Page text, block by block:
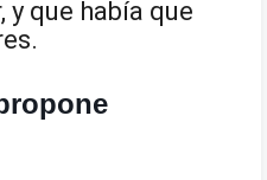
que había que